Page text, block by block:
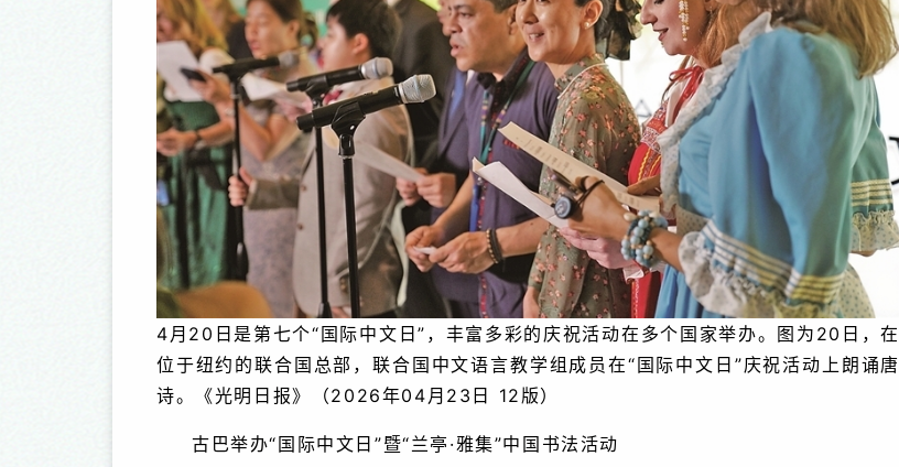
4月20日是第七个“国际中文日”，丰富多彩的庆祝活动在多个国家举办。图为20日，在
位于纽约的联合国总部，联合国中文语言教学组成员在“国际中文日”庆祝活动上朗诵唐
诗。《光明日报》（2026年04月23日 12版）
古巴举办“国际中文日”暨“兰亭·雅集”中国书法活动